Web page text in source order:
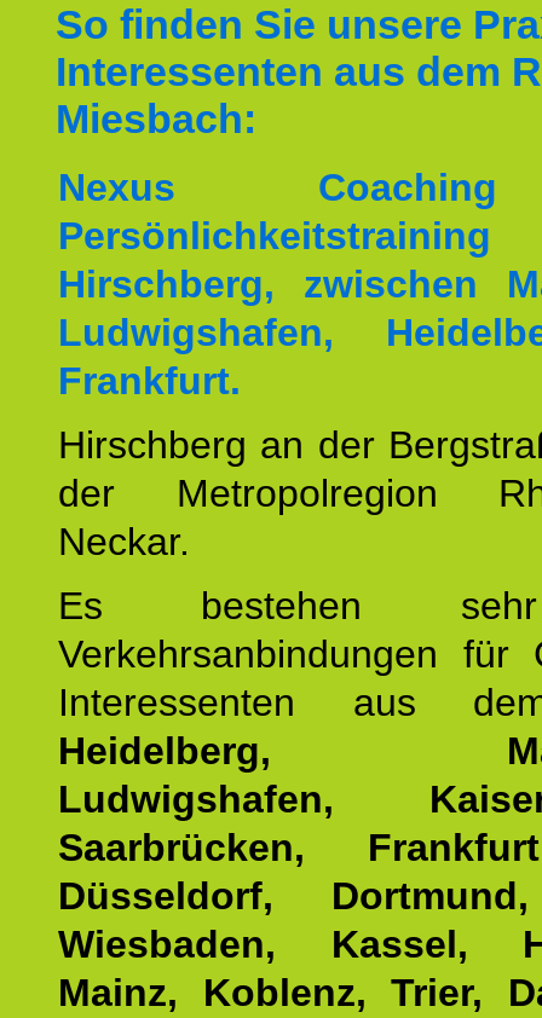
So finden Sie unsere
Interessenten aus dem
Miesbach:
Nexus
Hirschberg, zwischen
Ludwigshafen,
Frankfurt.
Hirschberg an der
der Metropolregion
Neckar.
Es bestehen
Verkehrsanbindungen für
Interessenten aus
Heidelberg,
Ludwigshafen,
Saarbrücken,
Düsseldorf,
Wiesbaden, Kassel,
Mainz, Koblenz, Trier,